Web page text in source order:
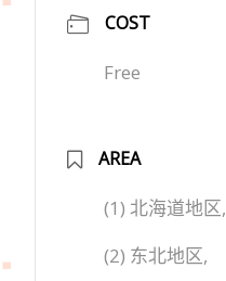
COST
Free
AREA
(1) 北海道地区,
(2) 东北地区,